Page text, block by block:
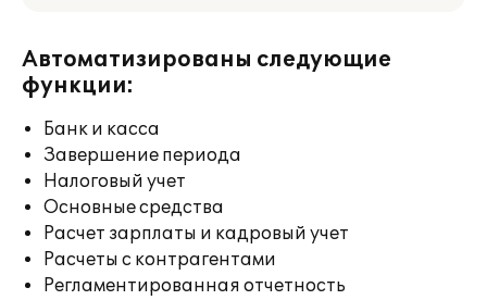
Автоматизированы следующие
функции:
Банк и касса
Завершение периода
Налоговый учет
Основные средства
Расчет зарплаты и кадровый учет
Расчеты с контрагентами
Регламентированная отчетность